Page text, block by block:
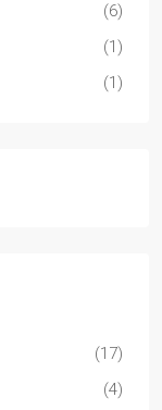
(6)
(1)
(1)
(17)
(4)